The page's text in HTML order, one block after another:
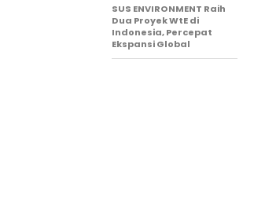
SUS ENVIRONMENT Raih
Dua Proyek WtE di
Indonesia, Percepat
Ekspansi Global